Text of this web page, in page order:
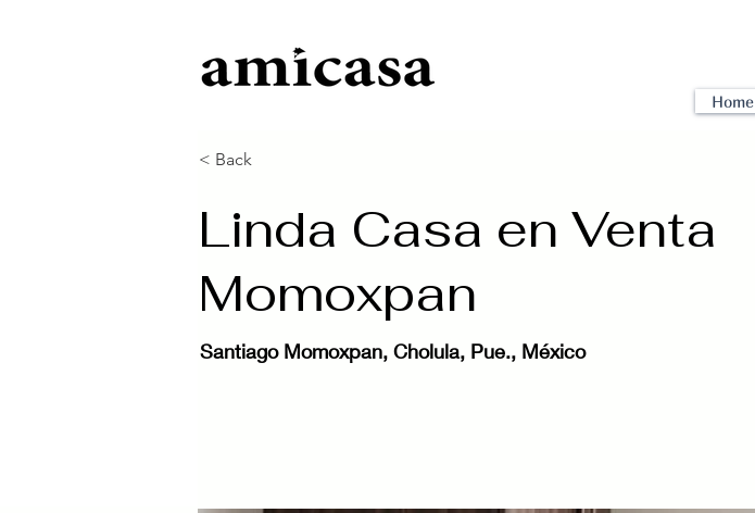
Home
< Back
Linda Casa en Venta
Momoxpan
Santiago Momoxpan, Cholula, Pue., México